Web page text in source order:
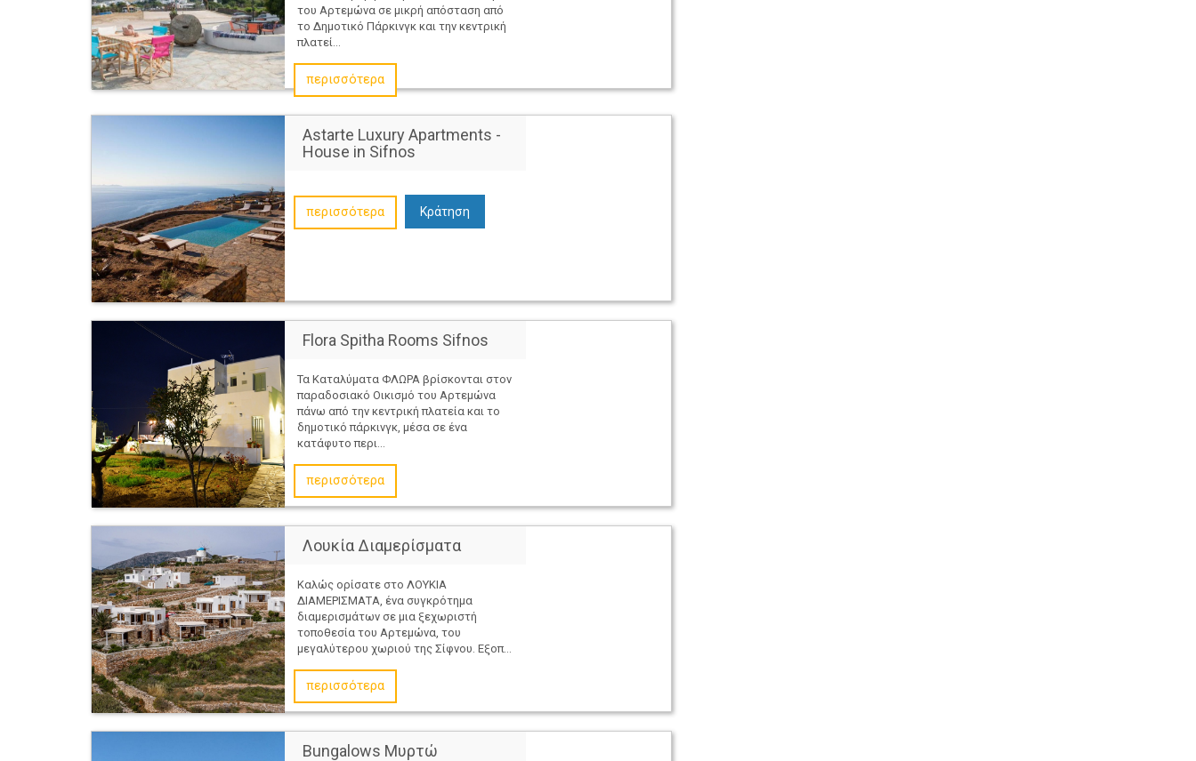
του Αρτεμώνα σε μικρή απόσταση από
το Δημοτικό Πάρκινγκ και την κεντρική
πλατεί...
περισσότερα
Astarte Luxury Apartments -
House in Sifnos
περισσότερα Κράτηση
Flora Spitha Rooms Sifnos
Τα Καταλύματα ΦΛΩΡΑ βρίσκονται στον
παραδοσιακό Οικισμό του Αρτεμώνα
πάνω από την κεντρική πλατεία και το
δημοτικό πάρκινγκ, μέσα σε ένα
κατάφυτο περι...
περισσότερα
Λουκία Διαμερίσματα
Καλώς ορίσατε στο ΛΟΥΚΙΑ
ΔΙΑΜΕΡΙΣΜΑΤΑ, ένα συγκρότημα
διαμερισμάτων σε μια ξεχωριστή
τοποθεσία του Αρτεμώνα, του
μεγαλύτερου χωριού της Σίφνου. Εξοπ...
περισσότερα
Bungalows Μυρτώ